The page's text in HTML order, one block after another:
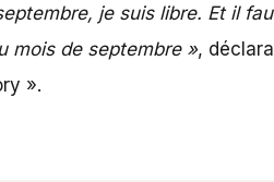
je suis libre. Et il
mois de septembre »,
».